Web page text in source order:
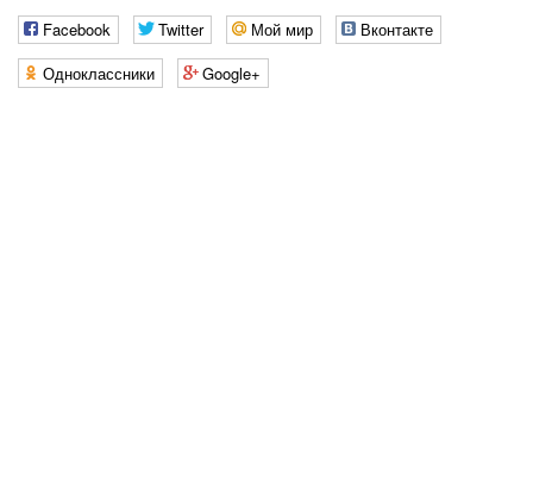
Facebook Twitter Мой мир
Вконтакте
Одноклассники
Google+